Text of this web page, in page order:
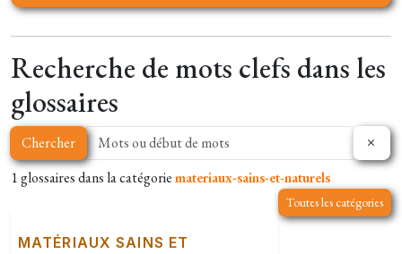
Recherche de mots clefs dans les
glossaires
Chercher
1 glossaires dans la catégoriemateriaux-sains-et-naturels
Toutes les catégories
MATÉRIAUX SAINS ET